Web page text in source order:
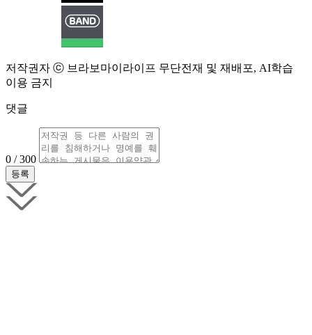
저작권자 ⓒ 브라보마이라이프 무단전재 및 재배포, AI학습
이용 금지
댓글
0 / 300